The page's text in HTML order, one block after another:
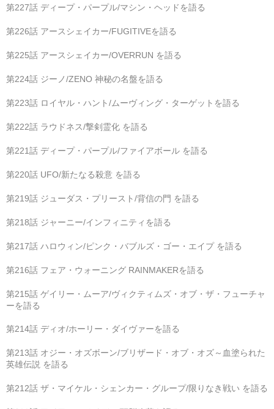
第227話 ディープ・パープル/マシン・ヘッドを語る
第226話 アースシェイカー/FUGITIVEを語る
第225話 アースシェイカー/OVERRUN を語る
第224話 ジーノ/ZENO 神秘の名盤を語る
第223話 ロイヤル・ハント/ムーヴィング・ターゲットを語る
第222話 ラウドネス/撃剣霊化 を語る
第221話 ディープ・パープル/ファイアボール を語る
第220話 UFO/新たなる殺意 を語る
第219話 ジューダス・プリースト/背信の門 を語る
第218話 ジャーニー/インフィニティを語る
第217話 ハロウィン/ピンク・バブルズ・ゴー・エイプ を語る
第216話 フェア・ウォーニング RAINMAKERを語る
第215話 ゲイリー・ムーア/ヴィクティムズ・オブ・ザ・フューチャ
ーを語る
第214話 ディオ/ホーリー・ダイヴァーを語る
第213話 オジー・オズボーン/ブリザード・オブ・オズ～血塗られた
英雄伝説 を語る
第212話 ザ・マイケル・シェンカー・グループ/限りなき戦い を語る